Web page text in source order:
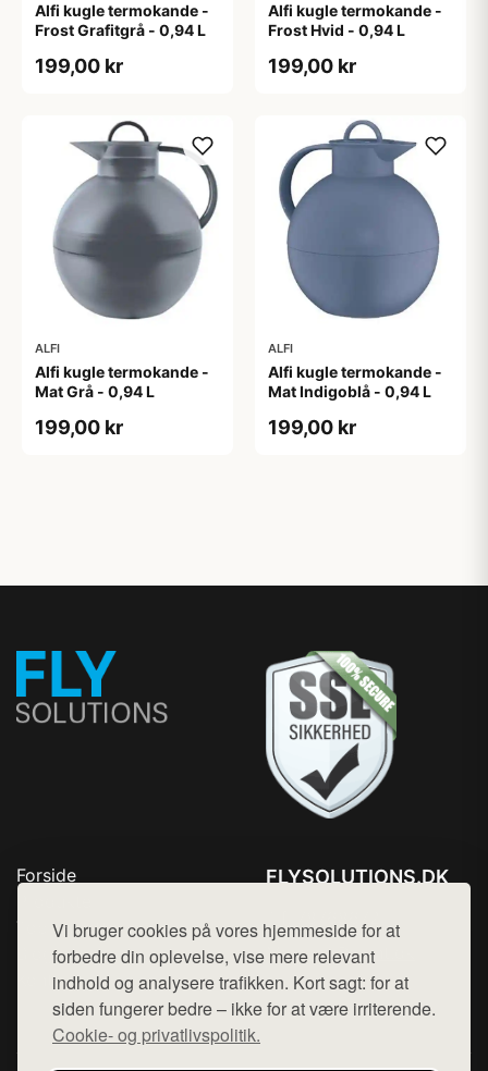
Vi bruger cookies på vores hjemmeside for at
forbedre din oplevelse, vise mere relevant
indhold og analysere trafikken. Kort sagt: for at
siden fungerer bedre – ikke for at være irriterende.
Cookie- og privatlivspolitik.
Alfi kugle termokande -
Frost Grafitgrå - 0,94 L
199,00 kr
Alfi kugle termokande -
Frost Hvid - 0,94 L
199,00 kr
ALFI
Alfi kugle termokande -
Mat Grå - 0,94 L
199,00 kr
ALFI
Alfi kugle termokande -
Mat Indigoblå - 0,94 L
199,00 kr
Forside
Top Rabatter
Blog
Kontakt
FLYSOLUTIONS.DK
Mail: hej@want.dk
Cookie- og privatlivspolitik